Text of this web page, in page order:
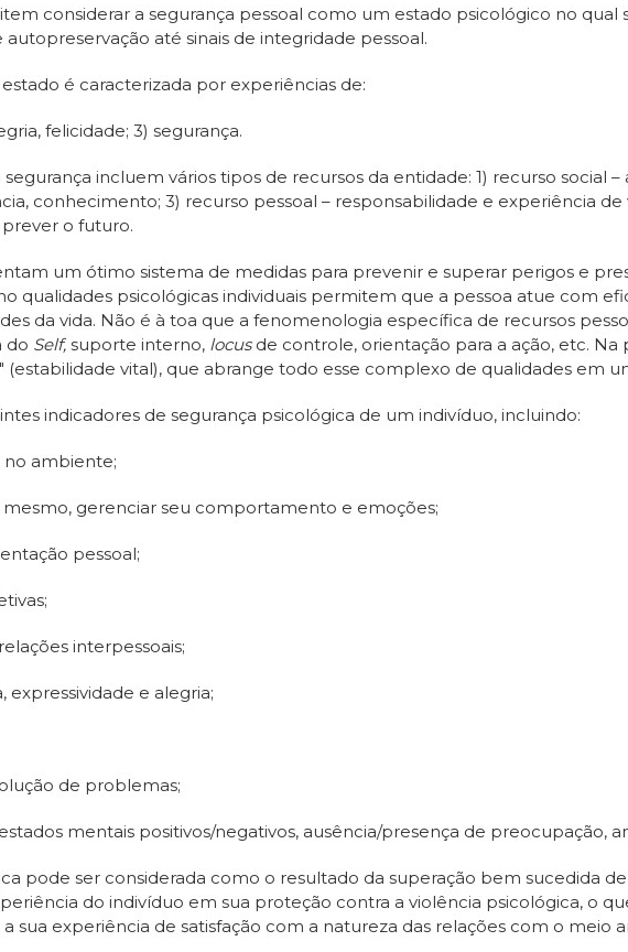
considerar a segurança pessoal como um estado psicológico no qual
até sinais de integridade pessoal.
é caracterizada por experiências de:
felicidade; 3) segurança.
incluem vários tipos de recursos da entidade: 1) recurso social
conhecimento; 3) recurso pessoal – responsabilidade e experiência de
o futuro.
um ótimo sistema de medidas para prevenir e superar perigos e
qualidades psicológicas individuais permitem que a pessoa atue com
da vida. Não é à toa que a fenomenologia específica de recursos
do Self, suporte interno, locusde controle, orientação para a ação, etc. Na
vital), que abrange todo esse complexo de qualidades em
indicadores de segurança psicológica de um indivíduo, incluindo:
no ambiente;
mesmo, gerenciar seu comportamento e emoções;
pessoal;
interpessoais;
expressividade e alegria;
de problemas;
mentais positivos/negativos, ausência/presença de preocupação,
pode ser considerada como o resultado da superação bem sucedida
do indivíduo em sua proteção contra a violência psicológica, o
sua experiência de satisfação com a natureza das relações com o meio